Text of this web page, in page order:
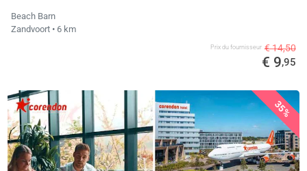
Beach Barn
Zandvoort • 6 km
Prix ​​du fournisseur € 14,50
€ 9,95
35%